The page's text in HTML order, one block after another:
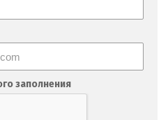
заполнения